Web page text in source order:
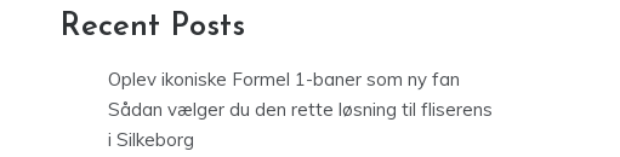
Recent Posts
Oplev ikoniske Formel 1-baner som ny fan
Sådan vælger du den rette løsning til fliserens
i Silkeborg